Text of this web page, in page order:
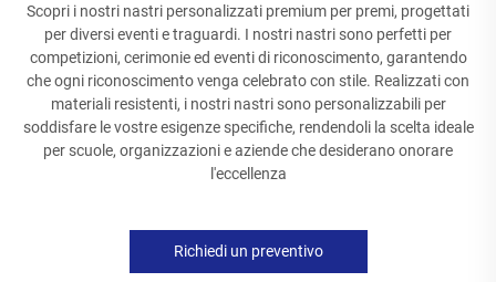
Scopri i nostri nastri personalizzati premium per premi, progettati
per diversi eventi e traguardi. I nostri nastri sono perfetti per
competizioni, cerimonie ed eventi di riconoscimento, garantendo
che ogni riconoscimento venga celebrato con stile. Realizzati con
materiali resistenti, i nostri nastri sono personalizzabili per
soddisfare le vostre esigenze specifiche, rendendoli la scelta ideale
per scuole, organizzazioni e aziende che desiderano onorare
l'eccellenza
Richiedi un preventivo